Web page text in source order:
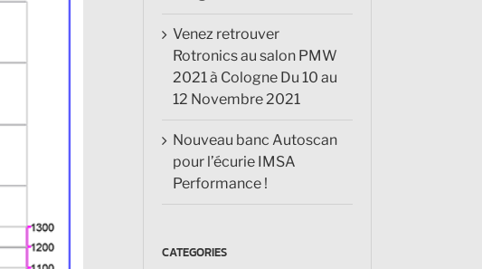
Venez retrouver
Rotronics au salon PMW
2021 à Cologne Du 10 au
12 Novembre 2021
Nouveau banc Autoscan
pour l’écurie IMSA
Performance !
CATEGORIES